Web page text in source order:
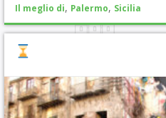
Il meglio di, Palermo, Sicilia